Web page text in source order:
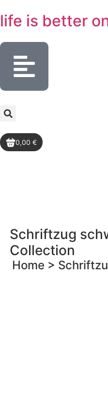
life is better
0,00 €
Schriftzug
Collection
Home >